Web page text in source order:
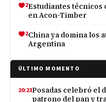
2Estudiantes técnicos
en Acon-Timber
2China ya domina los
Argentina
ÚLTIMO MOMENTO
20:23Posadas celebró el
patrono del pan y